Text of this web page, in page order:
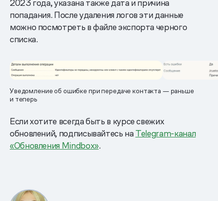
2023 года, указана также дата и причина
попадания. После удаления логов эти данные
можно посмотреть в файле экспорта черного
списка.
Уведомление об ошибке при передаче контакта — раньше
и теперь
Если хотите всегда быть в курсе свежих
обновлений, подписывайтесь наTelegram-канал
«Обновления Mindbox».